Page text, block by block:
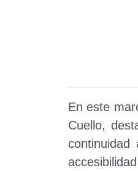
En este
Cuello,